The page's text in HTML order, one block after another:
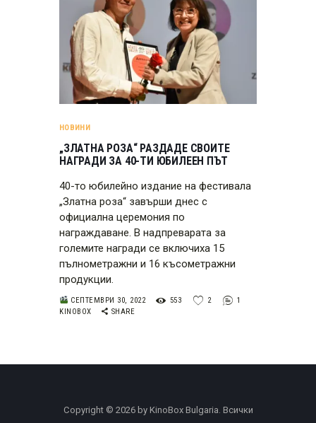
НОВИНИ
„ЗЛАТНА РОЗА“ РАЗДАДЕ СВОИТЕ
НАГРАДИ ЗА 40-ТИ ЮБИЛЕЕН ПЪТ
40-то юбилейно издание на фестивала
„Златна роза“ завърши днес с
официална церемония по
награждаване. В надпреварата за
големите награди се включиха 15
пълнометражни и 16 късометражни
продукции.
СЕПТЕМВРИ 30, 2022 553 2
1
KINOBOX
SHARE
Copyright © 2026 by KinoBox Bulgaria. Всички